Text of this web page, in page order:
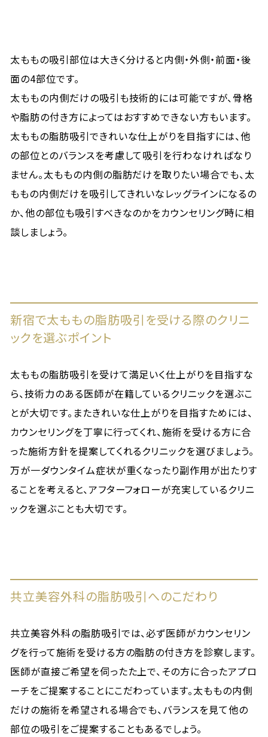
太ももの吸引部位は大きく分けると内側・外側・前面・後
面の4部位です。
太ももの内側だけの吸引も技術的には可能ですが、骨格
や脂肪の付き方によってはおすすめできない方もいます。
太ももの脂肪吸引できれいな仕上がりを目指すには、他
の部位とのバランスを考慮して吸引を行わなければなり
ません。太ももの内側の脂肪だけを取りたい場合でも、太
ももの内側だけを吸引してきれいなレッグラインになるの
か、他の部位も吸引すべきなのかをカウンセリング時に相
談しましょう。
新宿で太ももの脂肪吸引を受ける際のクリニ
ックを選ぶポイント
太ももの脂肪吸引を受けて満足いく仕上がりを目指すな
ら、技術力のある医師が在籍しているクリニックを選ぶこ
とが大切です。またきれいな仕上がりを目指すためには、
カウンセリングを丁寧に行ってくれ、施術を受ける方に合
った施術方針を提案してくれるクリニックを選びましょう。
万が一ダウンタイム症状が重くなったり副作用が出たりす
ることを考えると、アフターフォローが充実しているクリニ
ックを選ぶことも大切です。
共立美容外科の脂肪吸引へのこだわり
共立美容外科の脂肪吸引では、必ず医師がカウンセリン
グを行って施術を受ける方の脂肪の付き方を診察します。
医師が直接ご希望を伺ったた上で、その方に合ったアプロ
ーチをご提案することにこだわっています。太ももの内側
だけの施術を希望される場合でも、バランスを見て他の
部位の吸引をご提案することもあるでしょう。